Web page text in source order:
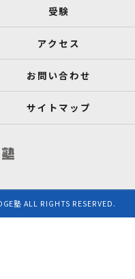
受験
アクセス
お問い合わせ
サイトマップ
塾 ALL RIGHTS RESERVED.